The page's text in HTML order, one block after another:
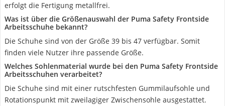
erfolgt die Fertigung metallfrei.
Was ist über die Größenauswahl der Puma Safety Frontside
Arbeitsschuhe bekannt?
Die Schuhe sind von der Größe 39 bis 47 verfügbar. Somit
finden viele Nutzer ihre passende Größe.
Welches Sohlenmaterial wurde bei den Puma Safety Frontside
Arbeitsschuhen verarbeitet?
Die Schuhe sind mit einer rutschfesten Gummilaufsohle und
Rotationspunkt mit zweilagiger Zwischensohle ausgestattet.